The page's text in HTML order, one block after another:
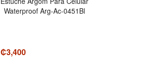
Waterproof Arg-Ac-0451Bl
₡3,400